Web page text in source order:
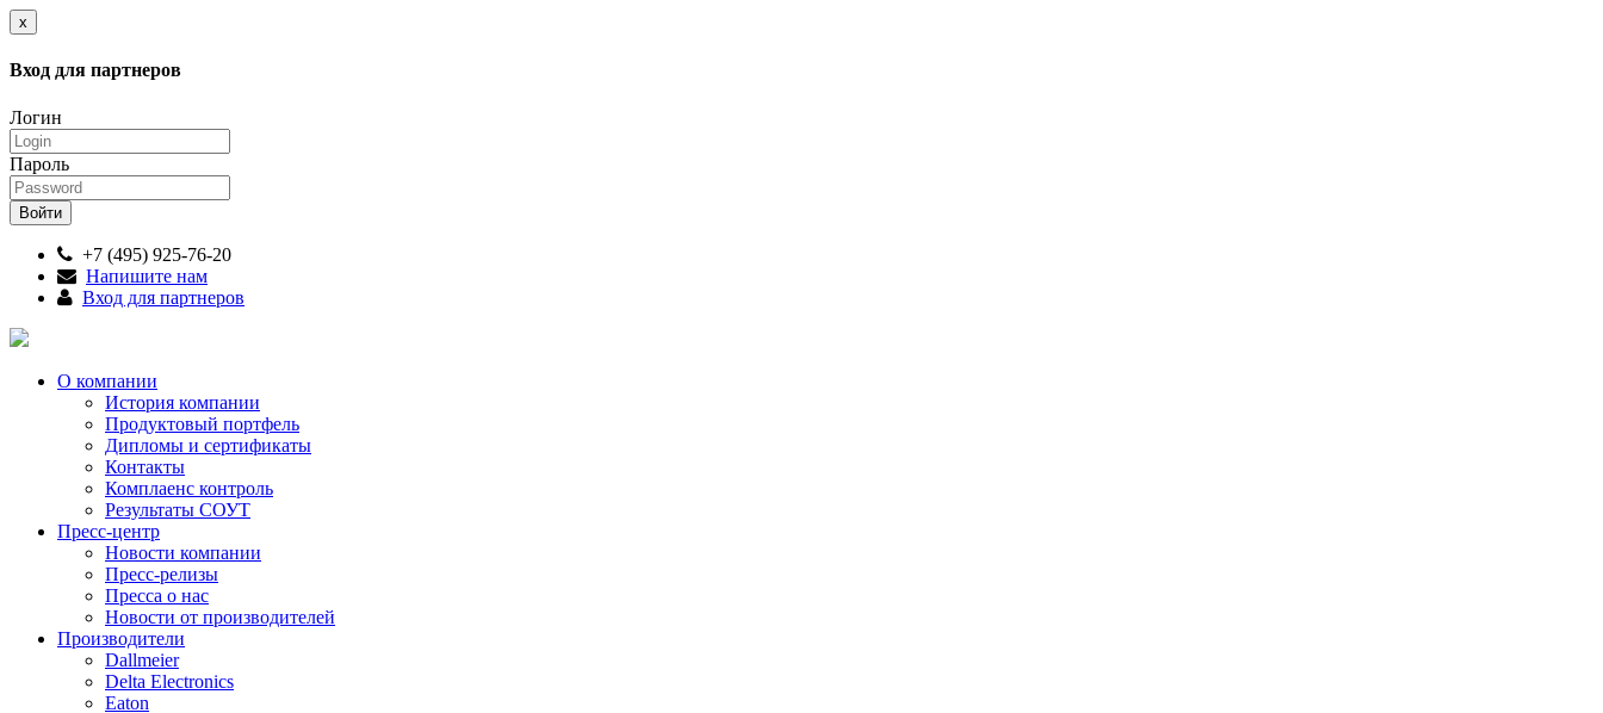
x
Вход для партнеров
Логин
Пароль
+7 (495) 925-76-20
Напишите нам
Вход для партнеров
О компании
История компании
Продуктовый портфель
Дипломы и сертификаты
Контакты
Комплаенс контроль
Результаты СОУТ
Пресс-центр
Новости компании
Пресс-релизы
Пресса о нас
Новости от производителей
Производители
Dallmeier
Delta Electronics
Eaton